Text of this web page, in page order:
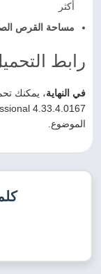
أكثر
مساحة القرص
رابط
في النهاية
الموضوع.